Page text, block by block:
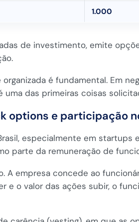
1.000
de investimento, emite
é fundamental. Em
das primeiras coisas
options e participação
especialmente em
parte da remuneração de
A empresa concede ao
e o valor das ações subir, o